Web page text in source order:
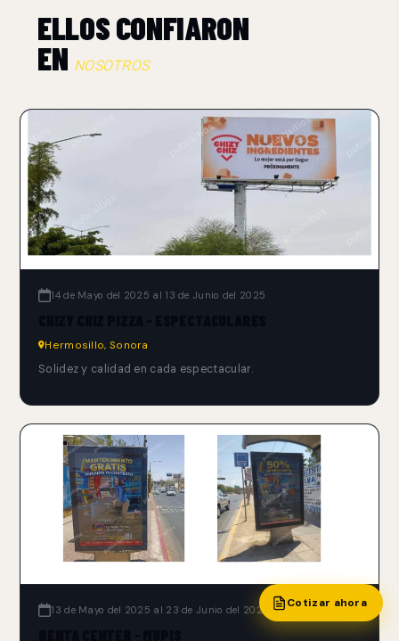
ELLOS CONFIARON
EN NOSOTROS
14 de Mayo del 2025 al 13 de Junio del 2025
Hermosillo, Sonora
Solidez y calidad en cada espectacular.
13 de Mayo del 2025 al 23 de Junio del 2025
Cotizar ahora